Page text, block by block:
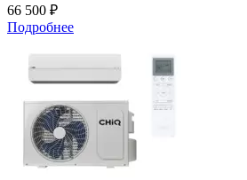
66 500 ₽
Подробнее